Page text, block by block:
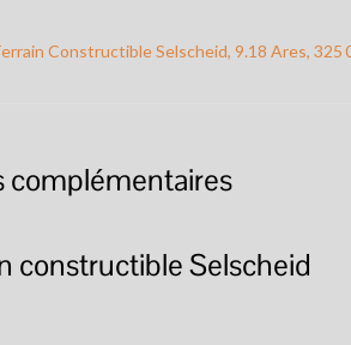
Constructible Selscheid, 9.18 Ares, 325
complémentaires
constructible Selscheid